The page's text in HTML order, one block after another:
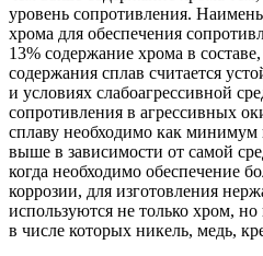
уровень сопротивления.
хрома для обеспечения
13% содержание хрома в
содержания сплав считается
и условиях слабоагрессивной
сопротивления в агрессивных
сплаву необходимо как минимум
выше в зависимости от самой
когда необходимо обеспечение
коррозии, для изготовления
используются не только хром,
в числе которых никель, медь,